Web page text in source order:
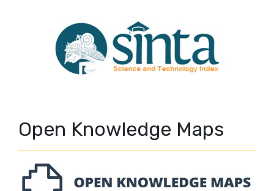
Open Knowledge Maps